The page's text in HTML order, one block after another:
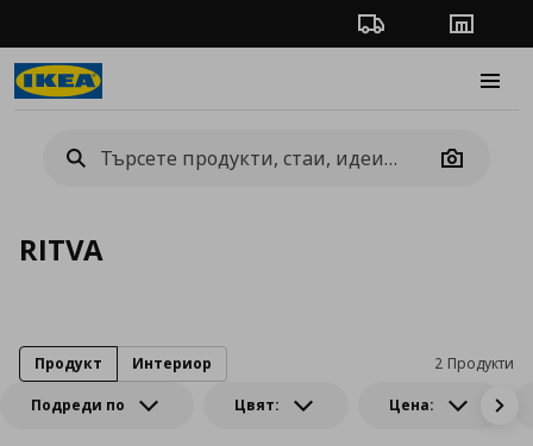
Проследяване на
Camera
RITVA
Подреди по Цвят: Цена:
2 Продукти
Продукт Интериор